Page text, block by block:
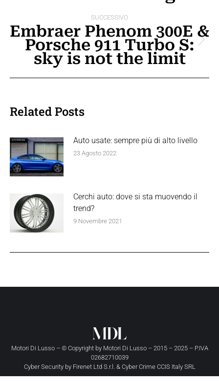
SUCCESSIVO
Prossimo
post:
Embraer Phenom 300E &
Porsche 911 Turbo S:
sky is not the limit
Related Posts
Auto usate: sempre più di alto livello
23 Agosto 2022
Cerchi auto: dove si sta muovendo il
trend?
9 Novembre 2021
Motori Di Lusso – © Copyright by Motori Di Lusso– 2015 – 2025 – P.IVA
02682710039
Cyber Security by Firenet Ltd S.r.l. & Cyber Crime CCIS Italy SRL